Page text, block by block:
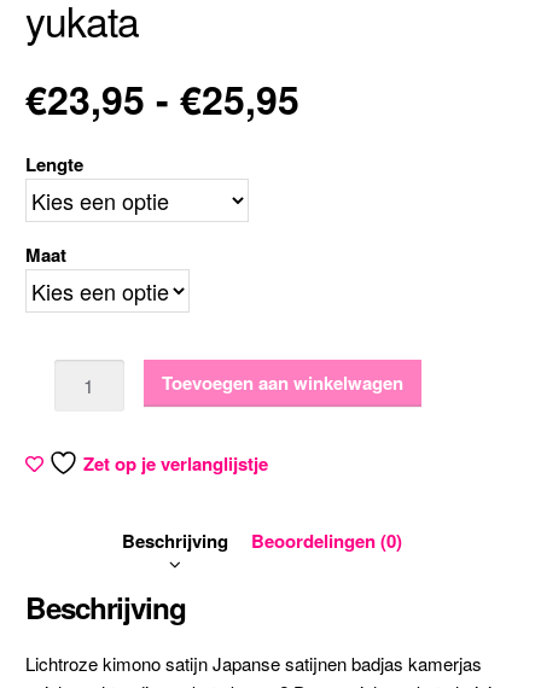
yukata
€23,95 - €25,95Prijsklasse:
Lengte
Maat
Toevoegen aan winkelwagen
Zet op je verlanglijstje
Beschrijving Beoordelingen (0)
Beschrijving
Lichtroze kimono satijn Japanse satijnen badjas kamerjas